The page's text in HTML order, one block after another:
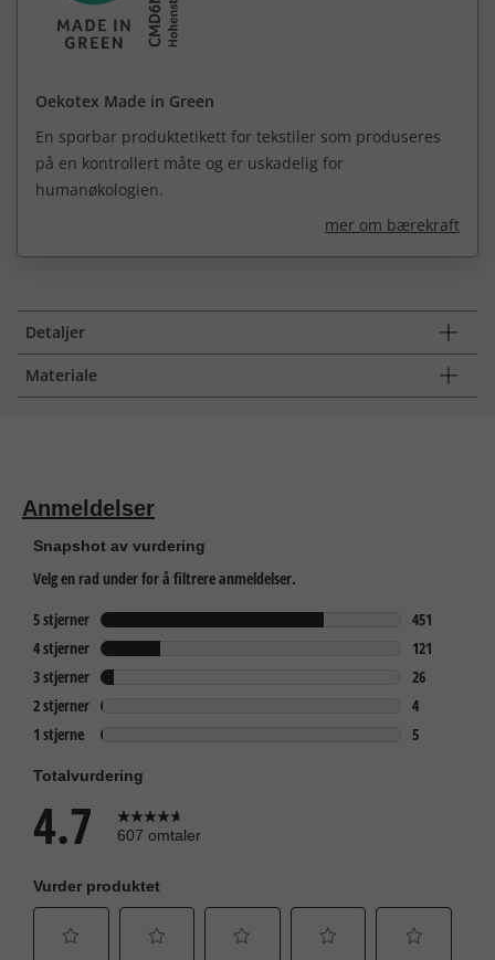
Oekotex Made in Green
En sporbar produktetikett for tekstiler som produseres
på en kontrollert måte og er uskadelig for
humanøkologien.
mer om bærekraft
Detaljer
Materiale